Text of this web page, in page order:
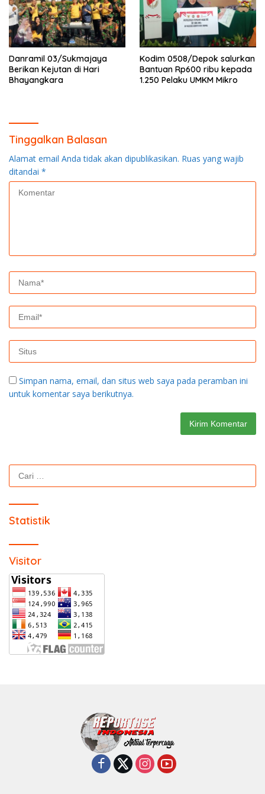
Danramil 03/Sukmajaya
Berikan Kejutan di Hari
Bhayangkara
Kodim 0508/Depok salurkan
Bantuan Rp600 ribu kepada
1.250 Pelaku UMKM Mikro
Tinggalkan Balasan
Alamat email Anda tidak akan dipublikasikan. Ruas yang wajib
ditandai *
Simpan nama, email, dan situs web saya pada peramban ini
untuk komentar saya berikutnya.
Cari
untuk:
Statistik
Visitor